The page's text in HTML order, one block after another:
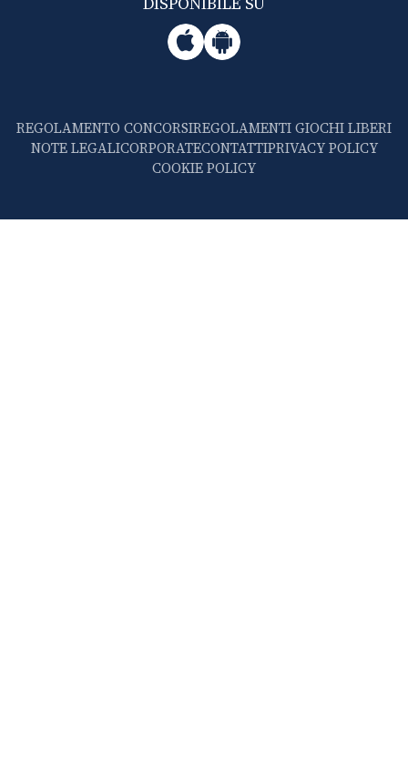
REGOLAMENTO CONCORSIREGOLAMENTI GIOCHI LIBERI
NOTE LEGALICORPORATECONTATTIPRIVACY POLICY
COOKIE POLICY